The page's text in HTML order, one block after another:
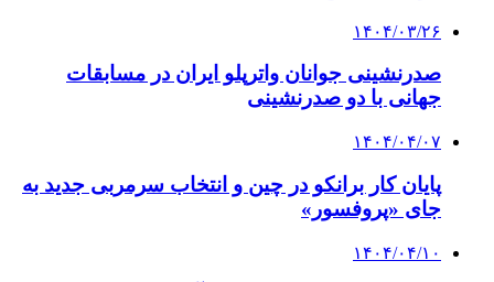
۱۴۰۴/۰۳/۲۶
صدرنشینی جوانان واترپلو ایران در مسابقات
جهانی با دو صدرنشینی
۱۴۰۴/۰۴/۰۷
پایان کار برانکو در چین و انتخاب سرمربی جدید به
جای «پروفسور»
۱۴۰۴/۰۴/۱۰